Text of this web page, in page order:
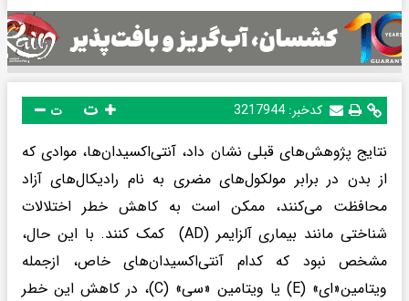
کدخبر: 3217944 ت
نتایج پژوهش‌های قبلی نشان داد، آنتی‌اکسیدان‌ها، موادی که
از بدن در برابر مولکول‌های مضری به نام رادیکال‌های آزاد
محافظت می‌کنند، ممکن است به کاهش خطر اختلالات
شناختی مانند بیماری آلزایمر (AD) کمک کنند. با این حال،
مشخص نبود که کدام آنتی‌اکسیدان‌های خاص، ازجمله
ویتامین«ای» (E) یا ویتامین «سی» (C)، در کاهش این خطر